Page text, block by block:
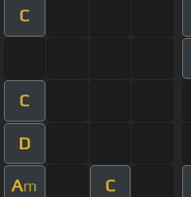
C
C
D
Am C